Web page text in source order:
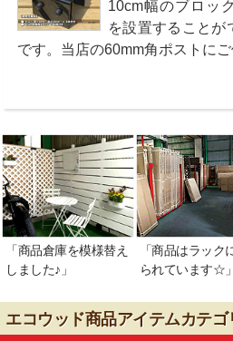
10cm幅のブロッ
を設置することが
です。当店の60mm角ポストにご
「商品倉庫を模様替え
しました♪」
「商品はラック
られています☆」
エコウッド商品アイテムカテゴ